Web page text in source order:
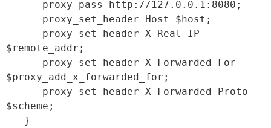
$remote_addr;
$proxy_add_x_forwarded_for;
$scheme;